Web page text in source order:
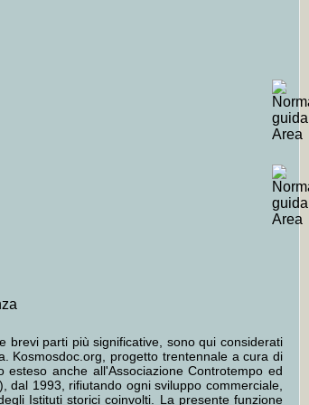
brevi parti più significative, sono qui considerati
Kosmosdoc.org, progetto trentennale a cura di
anche all'Associazione Controtempo ed
1993, rifiutando ogni sviluppo commerciale,
Istituti storici coinvolti. La presente funzione